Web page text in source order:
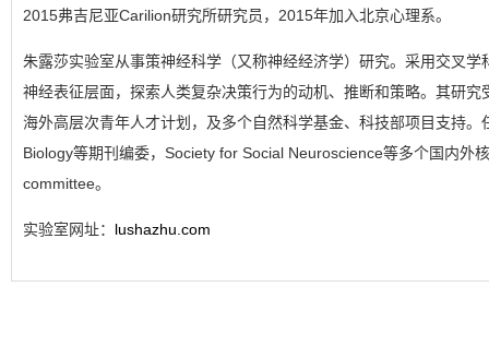
2015弗吉尼亚Carilion研究所研究员，2015年加入北京心理系。
朱露莎实验室从事策神经科学（又称神经经济学）研究。采用交叉学
神经表征层面，探索人类复杂决策行为的动机、推断和策略。其研究
海外高层次青年人才计划，及多个自然科学基金、科技部项目支持。
Biology等期刊编委，Society for Social Neuroscience等多个国内外
committee。
实验室网址： lushazhu.com